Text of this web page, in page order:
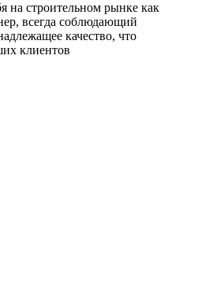
на строительном рынке как
всегда соблюдающий
качество, что
клиентов